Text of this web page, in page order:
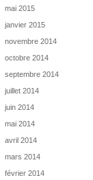
mai 2015
janvier 2015
novembre 2014
octobre 2014
septembre 2014
juillet 2014
juin 2014
mai 2014
avril 2014
mars 2014
février 2014